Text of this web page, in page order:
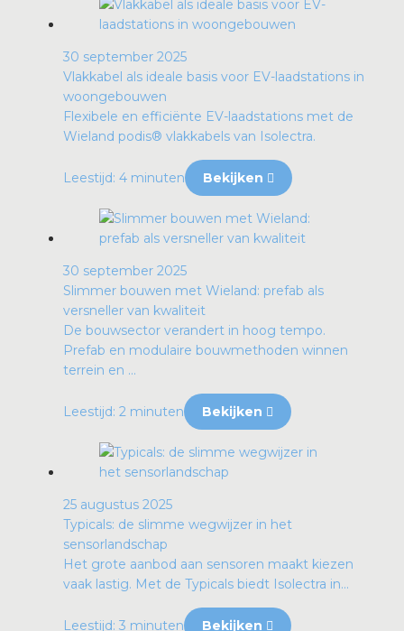
30 september 2025
Vlakkabel als ideale basis voor EV-laadstations in
woongebouwen
Flexibele en efficiënte EV-laadstations met de
Wieland podis® vlakkabels van Isolectra.
Leestijd: 4 minuten Bekijken
30 september 2025
Slimmer bouwen met Wieland: prefab als
versneller van kwaliteit
De bouwsector verandert in hoog tempo.
Prefab en modulaire bouwmethoden winnen
terrein en ...
Leestijd: 2 minuten Bekijken
25 augustus 2025
Typicals: de slimme wegwijzer in het
sensorlandschap
Het grote aanbod aan sensoren maakt kiezen
vaak lastig. Met de Typicals biedt Isolectra in...
Leestijd: 3 minuten Bekijken